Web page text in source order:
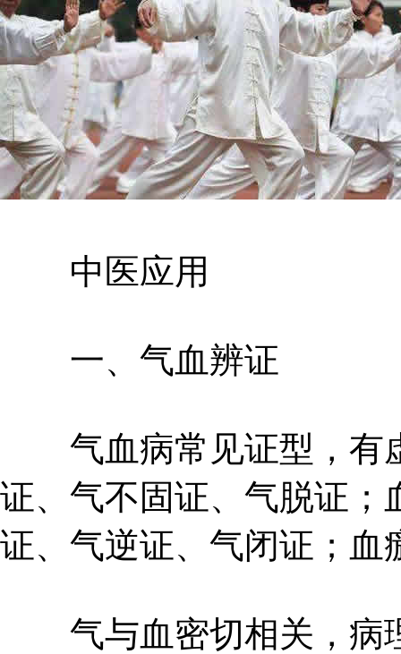
中医应用
一、气血辨证
气血病常见证型，有
证、气不固证、气脱证；
证、气逆证、气闭证；血
气与血密切相关，病